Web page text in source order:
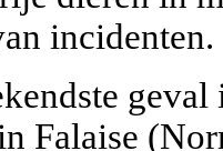
incidenten.
Falaise